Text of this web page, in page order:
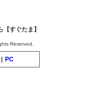
すぐたま】
Reserved.
| PC